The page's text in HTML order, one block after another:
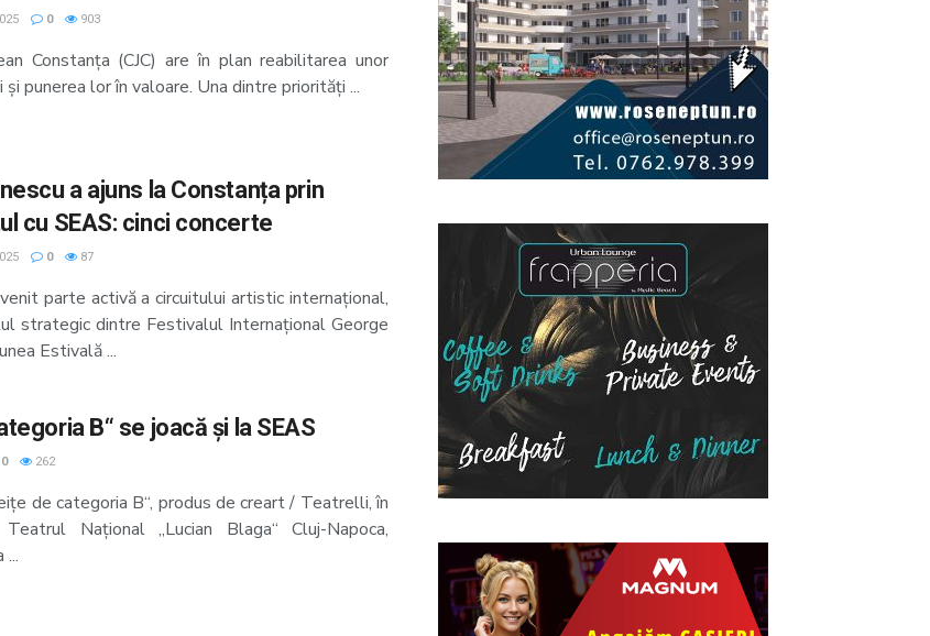
0 903
Constanța (CJC) are în plan reabilitarea unor
punerea lor în valoare. Una dintre priorități ...
a ajuns la Constanța prin
cu SEAS: cinci concerte
0 87
parte activă a circuitului artistic internațional,
strategic dintre Festivalul Internațional George
Estivală ...
B“ se joacă și la SEAS
0 262
de categoria B“, produs de creart / Teatrelli, în
Național „Lucian Blaga“ Cluj-Napoca,